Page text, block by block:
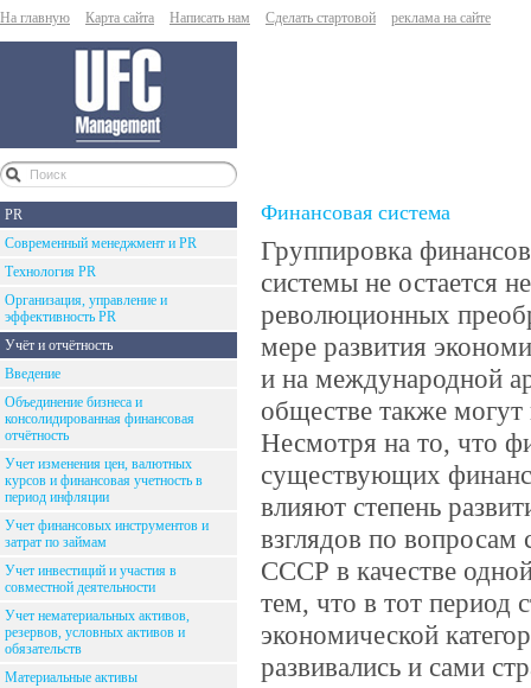
На главную Карта сайта Написать нам Сделать стартовой реклама на сайте
PR
Современный менеджмент и PR
Технология PR
Организация, управление и
эффективность PR
Учёт и отчётность
Введение
Объединение бизнеса и
консолидированная финансовая
отчётность
Учет изменения цен, валютных
курсов и финансовая учетность в
период инфляции
Учет финансовых инструментов и
затрат по займам
Учет инвестиций и участия в
совместной деятельности
Учет нематериальных активов,
резервов, условных активов и
обязательств
Материальные активы
Финансовая система
Группировка
системы не остается
революционных
мере развития
и на международной
обществе также
Несмотря на то, что
существующих
влияют степень
взглядов по
СССР в качестве
тем, что в тот период
экономической
развивались и сами